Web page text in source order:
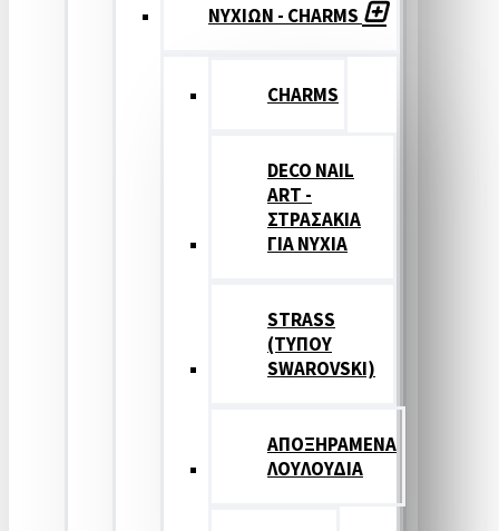
ΝΥΧΙΩΝ - CHARMS
CHARMS
DECO NAIL
ART -
ΣΤΡΑΣΑΚΙΑ
ΓΙΑ ΝΥΧΙΑ
STRASS
(ΤΥΠΟΥ
SWAROVSKI)
ΑΠΟΞΗΡΑΜΕΝΑ
ΛΟΥΛΟΥΔΙΑ